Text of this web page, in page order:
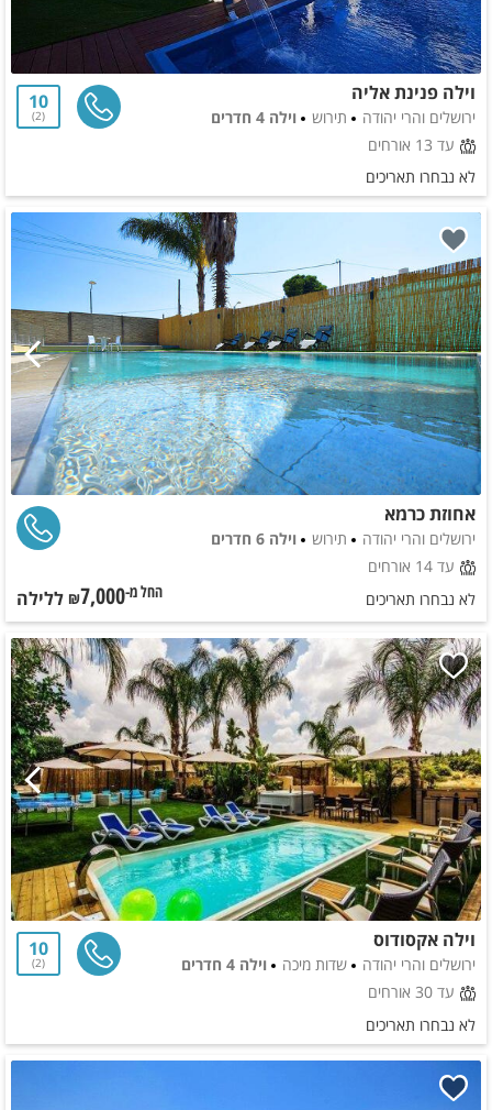
וילה פנינת אליה
ירושלים והרי יהודה תירוש
וילה 4 חדרים
עד 13 אורחים
10
2
לא נבחרו תאריכים
אחוזת כרמא
ירושלים והרי יהודה תירוש
וילה 6 חדרים
עד 14 אורחים
לא נבחרו תאריכים
החל מ-₪7,000 ללילה
וילה אקסודוס
ירושלים והרי יהודה שדות מיכה
וילה 4 חדרים
עד 30 אורחים
10
2
לא נבחרו תאריכים